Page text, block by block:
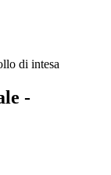
di intesa
-